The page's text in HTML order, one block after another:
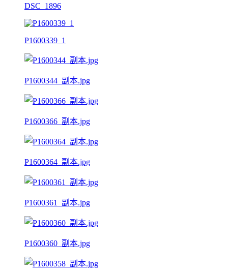
DSC_1896
P1600339_1
P1600344_副本.jpg
P1600366_副本.jpg
P1600364_副本.jpg
P1600361_副本.jpg
P1600360_副本.jpg